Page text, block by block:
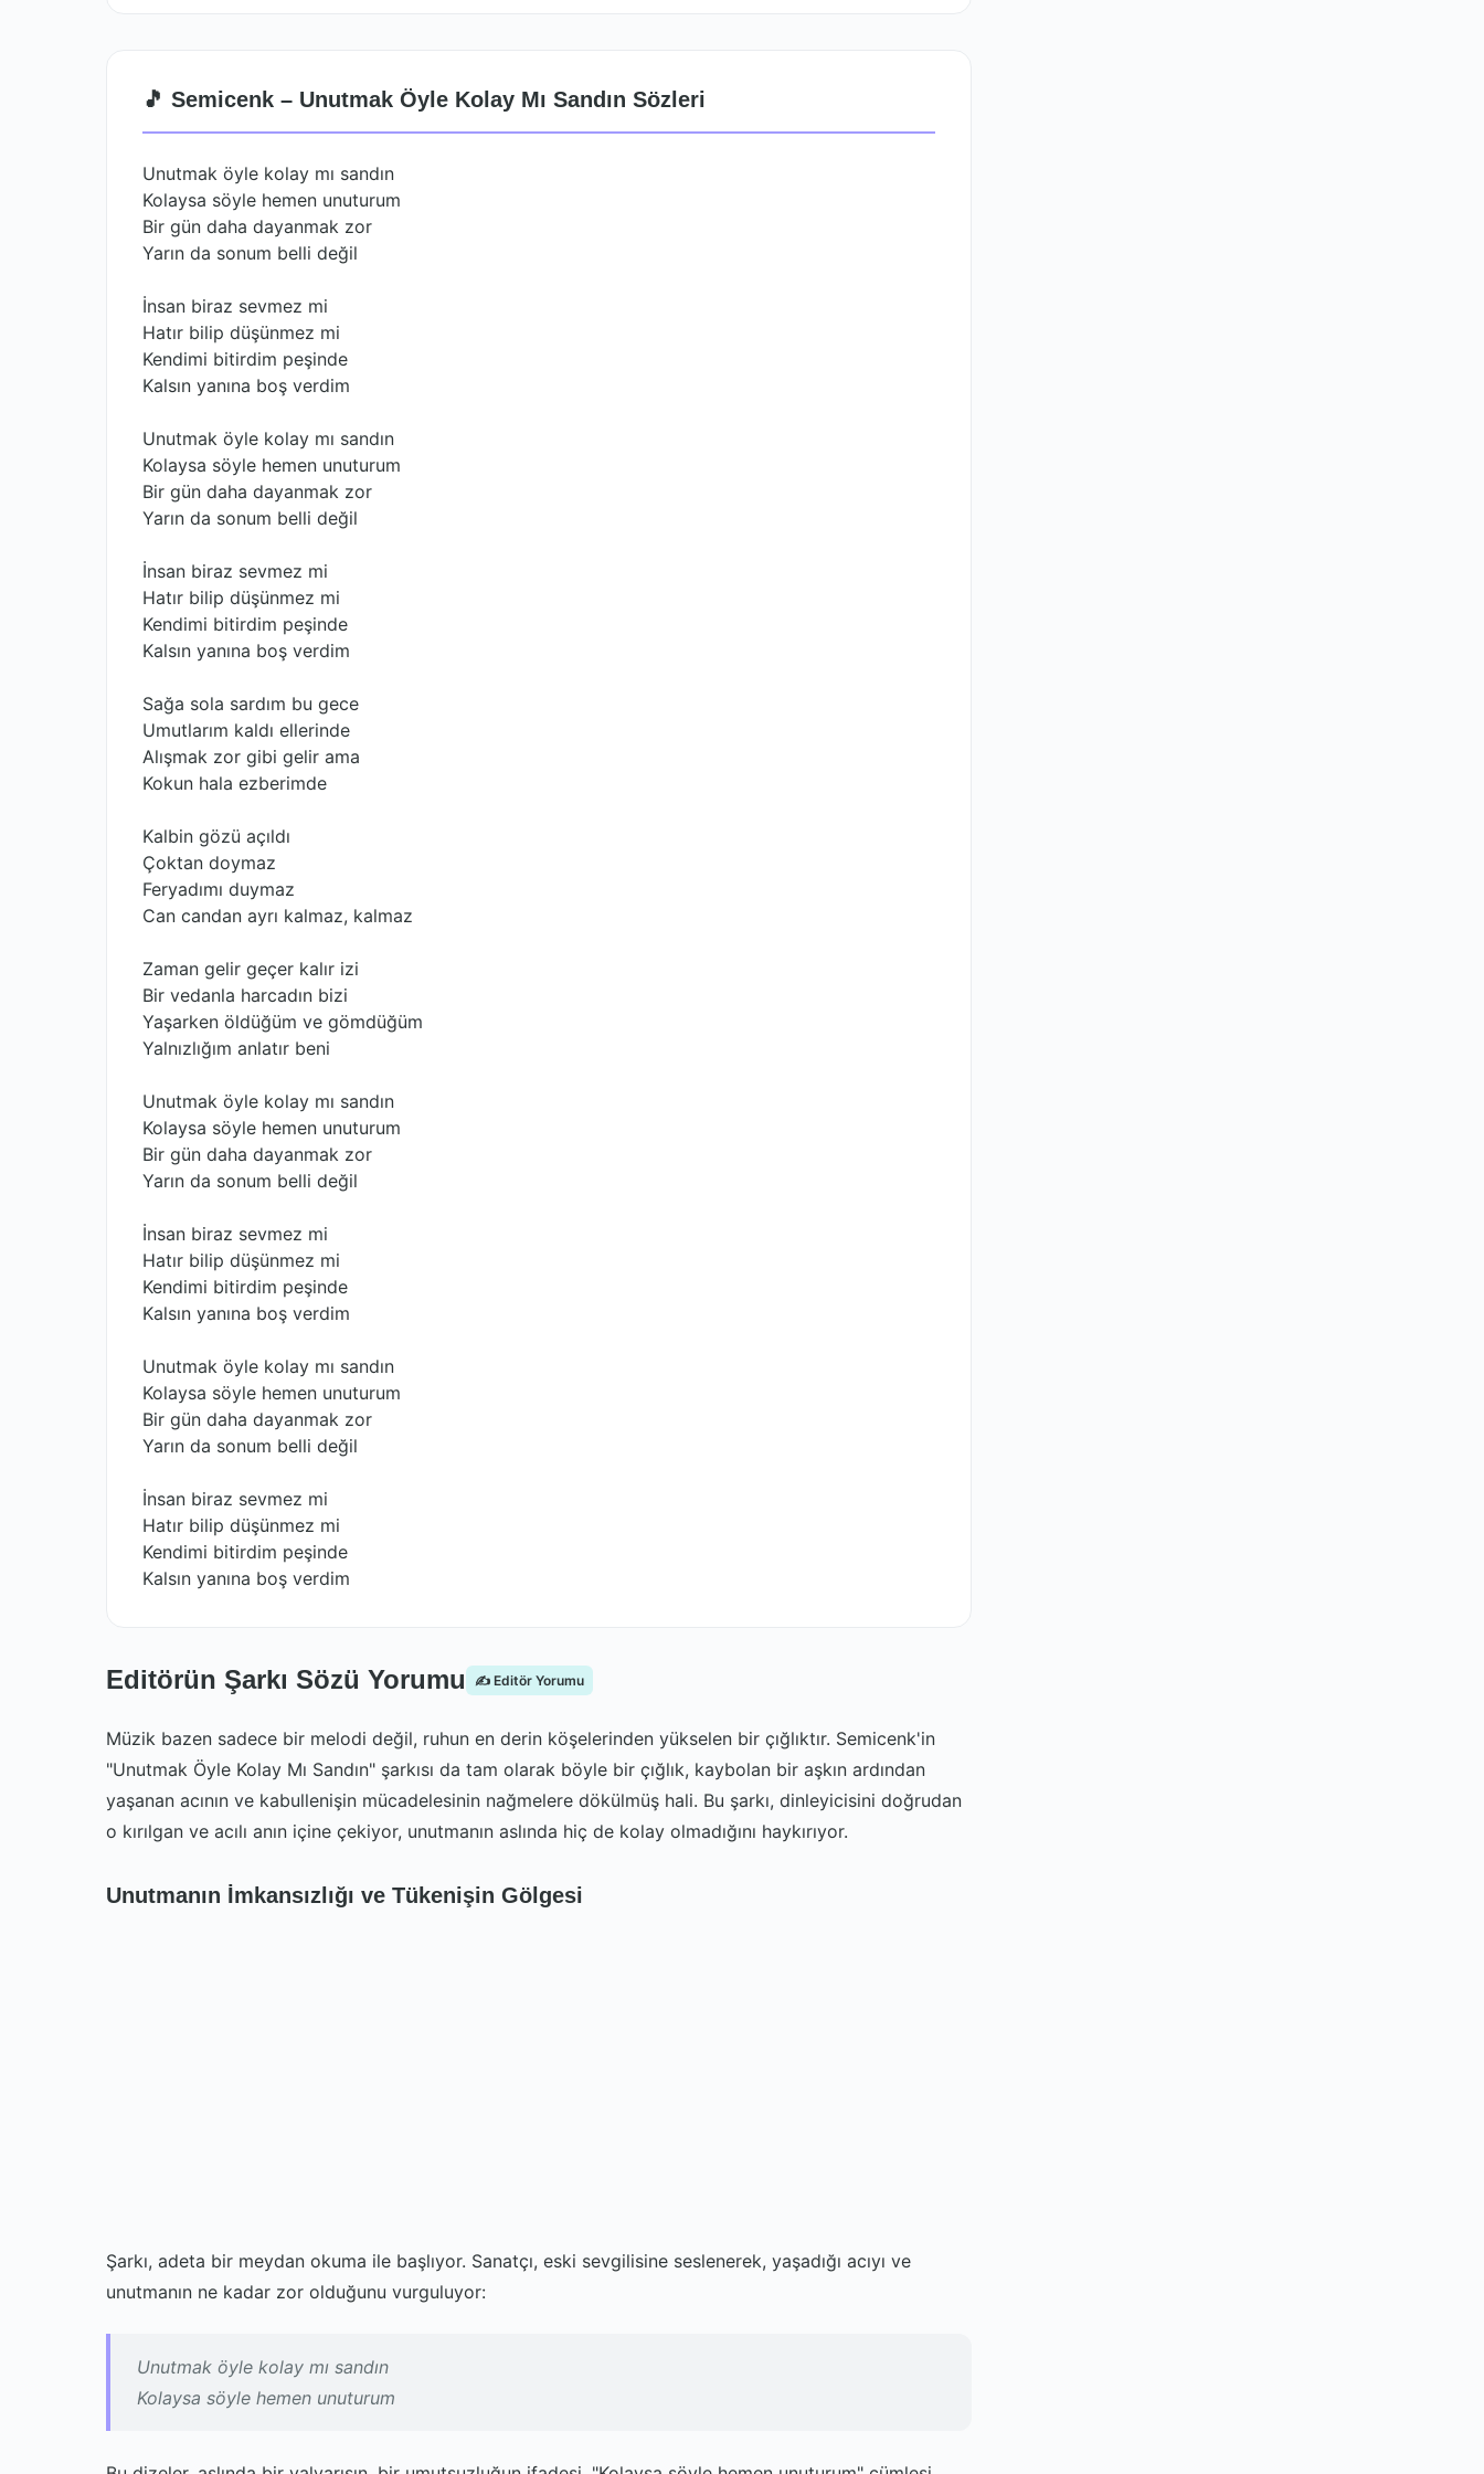
🎵 Semicenk – Unutmak Öyle Kolay Mı Sandın Sözleri
Unutmak öyle kolay mı sandın
Kolaysa söyle hemen unuturum
Bir gün daha dayanmak zor
Yarın da sonum belli değil
İnsan biraz sevmez mi
Hatır bilip düşünmez mi
Kendimi bitirdim peşinde
Kalsın yanına boş verdim
Unutmak öyle kolay mı sandın
Kolaysa söyle hemen unuturum
Bir gün daha dayanmak zor
Yarın da sonum belli değil
İnsan biraz sevmez mi
Hatır bilip düşünmez mi
Kendimi bitirdim peşinde
Kalsın yanına boş verdim
Sağa sola sardım bu gece
Umutlarım kaldı ellerinde
Alışmak zor gibi gelir ama
Kokun hala ezberimde
Kalbin gözü açıldı
Çoktan doymaz
Feryadımı duymaz
Can candan ayrı kalmaz, kalmaz
Zaman gelir geçer kalır izi
Bir vedanla harcadın bizi
Yaşarken öldüğüm ve gömdüğüm
Yalnızlığım anlatır beni
Unutmak öyle kolay mı sandın
Kolaysa söyle hemen unuturum
Bir gün daha dayanmak zor
Yarın da sonum belli değil
İnsan biraz sevmez mi
Hatır bilip düşünmez mi
Kendimi bitirdim peşinde
Kalsın yanına boş verdim
Unutmak öyle kolay mı sandın
Kolaysa söyle hemen unuturum
Bir gün daha dayanmak zor
Yarın da sonum belli değil
İnsan biraz sevmez mi
Hatır bilip düşünmez mi
Kendimi bitirdim peşinde
Kalsın yanına boş verdim
Editörün Şarkı Sözü Yorumu ✍️ Editör Yorumu
Müzik bazen sadece bir melodi değil, ruhun en derin köşelerinden yükselen bir çığlıktır. Semicenk'in
"Unutmak Öyle Kolay Mı Sandın" şarkısı da tam olarak böyle bir çığlık, kaybolan bir aşkın ardından
yaşanan acının ve kabullenişin mücadelesinin nağmelere dökülmüş hali. Bu şarkı, dinleyicisini doğrudan
o kırılgan ve acılı anın içine çekiyor, unutmanın aslında hiç de kolay olmadığını haykırıyor.
Unutmanın İmkansızlığı ve Tükenişin Gölgesi
Şarkı, adeta bir meydan okuma ile başlıyor. Sanatçı, eski sevgilisine seslenerek, yaşadığı acıyı ve
unutmanın ne kadar zor olduğunu vurguluyor:
Unutmak öyle kolay mı sandın
Kolaysa söyle hemen unuturum